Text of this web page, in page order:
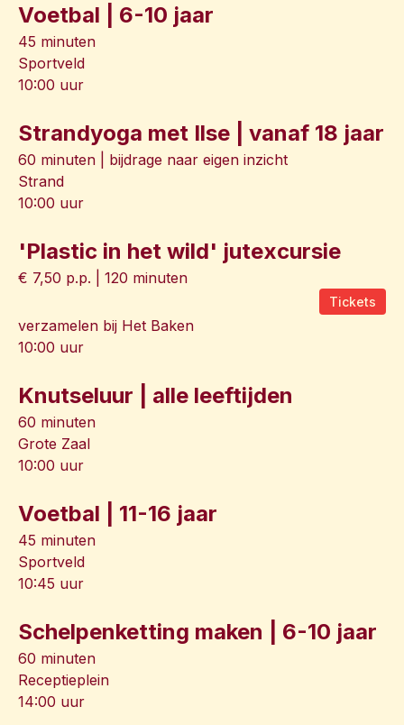
Voetbal | 6-10 jaar
45 minuten
Sportveld
10:00 uur
Strandyoga met Ilse | vanaf 18 jaar
60 minuten | bijdrage naar eigen inzicht
Strand
10:00 uur
'Plastic in het wild' jutexcursie
€ 7,50 p.p. | 120 minuten
Tickets
verzamelen bij Het Baken
10:00 uur
Knutseluur | alle leeftijden
60 minuten
Grote Zaal
10:00 uur
Voetbal | 11-16 jaar
45 minuten
Sportveld
10:45 uur
Schelpenketting maken | 6-10 jaar
60 minuten
Receptieplein
14:00 uur